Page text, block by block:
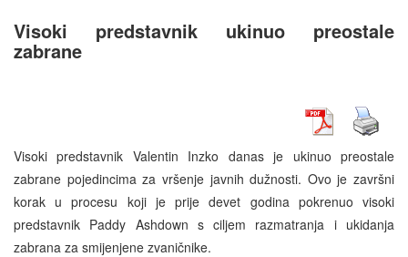
Visoki predstavnik ukinuo preostale
zabrane
Visoki predstavnik Valentin Inzko danas je ukinuo preostale
zabrane pojedincima za vršenje javnih dužnosti. Ovo je završni
korak u procesu koji je prije devet godina pokrenuo visoki
predstavnik Paddy Ashdown s ciljem razmatranja i ukidanja
zabrana za smijenjene zvaničnike.